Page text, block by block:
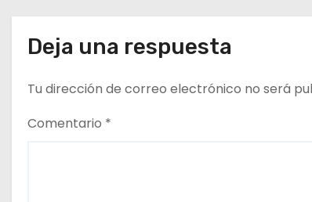
s
Deja una respuesta
Tu dirección de correo electrónico no será
Comentario *